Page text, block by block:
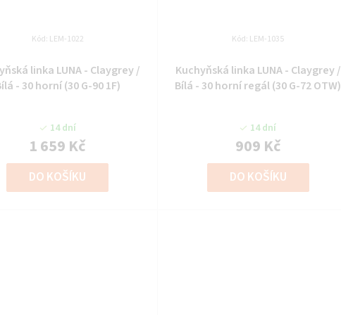
linka LUNA - Claygrey /
- 30 horní (30 G-90 1F)
14 dní
1 659 Kč
DO KOŠÍKU
Kód: LEM-1022
Kuchyňská linka LUNA - Claygrey /
Bílá - 30 horní regál (30 G-72 OTW)
14 dní
909 Kč
DO KOŠÍKU
Kód: LEM-1035